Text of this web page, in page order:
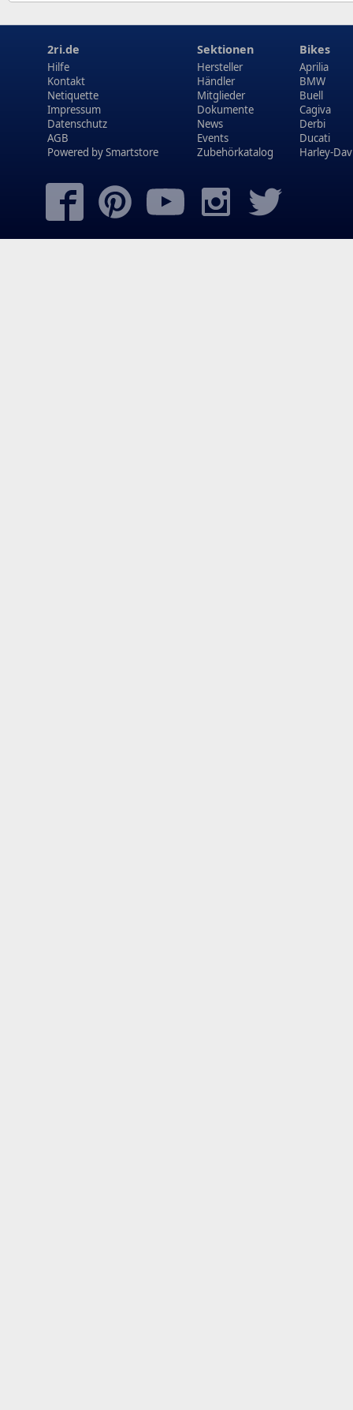
2ri.de
Hilfe
Kontakt
Netiquette
Impressum
Datenschutz
AGB
Powered bySmartstore
Sektionen
Hersteller
Händler
Mitglieder
Dokumente
News
Events
Zubehörkatalog
Bikes
Aprilia
BMW
Buell
Cagiva
Derbi
Ducati
Harley-